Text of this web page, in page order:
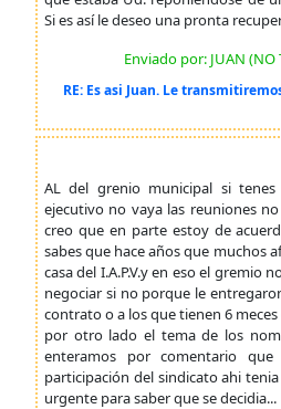
Si es así le deseo una pronta
Enviado por: JUAN (NO
RE: Es asi Juan. Le
AL del grenio municipal si
ejecutivo no vaya las reuniones
creo que en parte estoy de
sabes que hace años que muchos
casa del I.A.P.V.y en eso el gremio
negociar si no porque le
contrato o a los que tienen 6
por otro lado el tema de los
enteramos por comentario
participación del sindicato ahi
urgente para saber que se decidia...